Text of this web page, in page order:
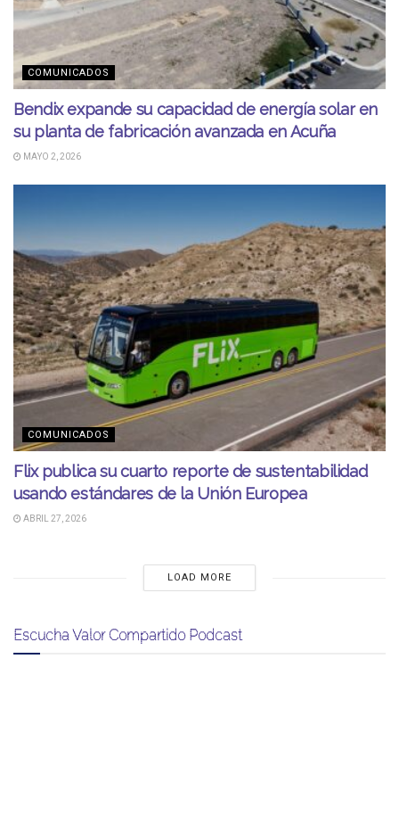
COMUNICADOS
Bendix expande su capacidad de energía solar en
su planta de fabricación avanzada en Acuña
MAYO 2, 2026
COMUNICADOS
Flix publica su cuarto reporte de sustentabilidad
usando estándares de la Unión Europea
ABRIL 27, 2026
LOAD MORE
Escucha Valor Compartido Podcast